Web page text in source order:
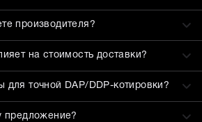
производителя?
на стоимость доставки?
точной DAP/DDP-котировки?
предложение?